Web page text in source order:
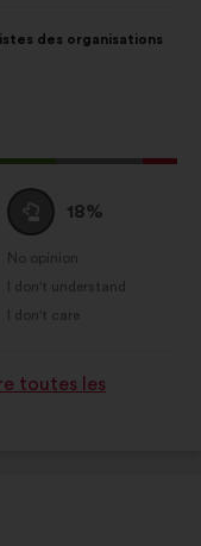
des organisations
I
am
neutral
:
18%
as:
No opinion
:times
I don't understand
:times
I don't care
:times
toutes les